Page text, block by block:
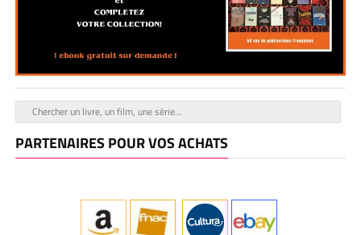
PARTENAIRES POUR VOS ACHATS